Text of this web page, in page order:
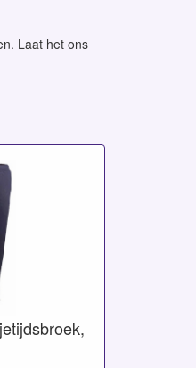
Laat het ons